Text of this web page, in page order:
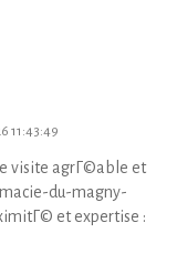
11:43:49
visite agrГ©able et
du-magny-
et expertise :